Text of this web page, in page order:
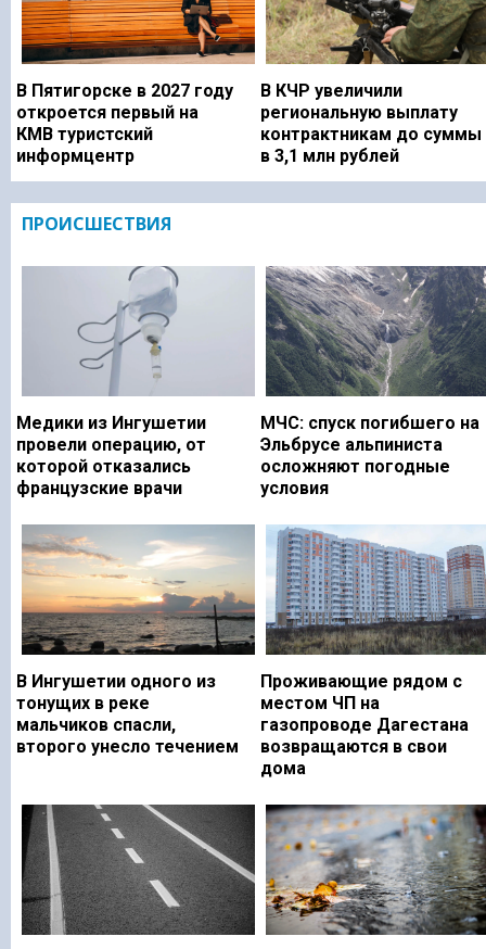
В Пятигорске в 2027 году
откроется первый на
КМВ туристский
информцентр
В КЧР увеличили
региональную выплату
контрактникам до суммы
в 3,1 млн рублей
ПРОИСШЕСТВИЯ
Медики из Ингушетии
провели операцию, от
которой отказались
французские врачи
МЧС: спуск погибшего на
Эльбрусе альпиниста
осложняют погодные
условия
В Ингушетии одного из
тонущих в реке
мальчиков спасли,
второго унесло течением
Проживающие рядом с
местом ЧП на
газопроводе Дагестана
возвращаются в свои
дома